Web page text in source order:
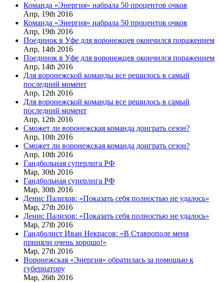
Команда «Энергия» набрала 50 процентов очков
Апр, 19th 2016
Команда «Энергия» набрала 50 процентов очков
Апр, 19th 2016
Поединок в Уфе для воронежцев окончился поражением
Апр, 14th 2016
Поединок в Уфе для воронежцев окончился поражением
Апр, 14th 2016
Для воронежской команды все решилось в самый
последний момент
Апр, 12th 2016
Для воронежской команды все решилось в самый
последний момент
Апр, 12th 2016
Сможет ли воронежская команда доиграть сезон?
Апр, 10th 2016
Сможет ли воронежская команда доиграть сезон?
Апр, 10th 2016
Гандбольная суперлига РФ
Мар, 30th 2016
Гандбольная суперлига РФ
Мар, 30th 2016
Денис Палихов: «Показать себя полностью не удалось»
Мар, 27th 2016
Денис Палихов: «Показать себя полностью не удалось»
Мар, 27th 2016
Гандболист Иван Некрасов: «В Ставрополе меня
приняли очень хорошо!»
Мар, 27th 2016
Воронежская «Энергия» обратилась за помощью к
губернатору
Мар, 26th 2016